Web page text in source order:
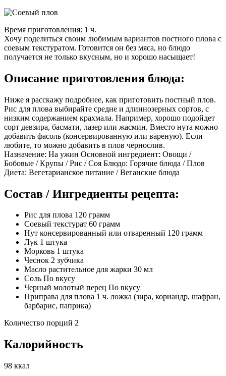
Время приготовления: 1 ч.
Хочу поделиться своим любимым вариантов постного плова с
соевым текстуратом. Готовится он без мяса, но блюдо
получается не только вкусным, но и хорошо насыщает!
Описание приготовления блюда:
Ниже я расскажу подробнее, как приготовить постный плов.
Рис для плова выбирайте средне и длиннозерных сортов, с
низким содержанием крахмала. Например, хорошо подойдет
сорт девзира, басмати, лазер или жасмин. Вместо нута можно
добавить фасоль (консервированную или вареную). Если
любите, то можно добавить в плов чернослив.
Назначение: На ужин Основной ингредиент: Овощи /
Бобовые / Крупы / Рис / Соя Блюдо: Горячие блюда / Плов
Диета: Вегетарианское питание / Веганские блюда
Состав / Ингредиенты рецепта:
Рис для плова 120 грамм
Соевый текстурат 60 грамм
Нут консервированный или отваренный 120 грамм
Лук 1 штука
Морковь 1 штука
Чеснок 2 зубчика
Масло растительное для жарки 30 мл
Соль По вкусу
Черный молотый перец По вкусу
Приправа для плова 1 ч. ложка (зира, кориандр, шафран,
барбарис, паприка)
Количество порций 2
Калорийность
98 ккал